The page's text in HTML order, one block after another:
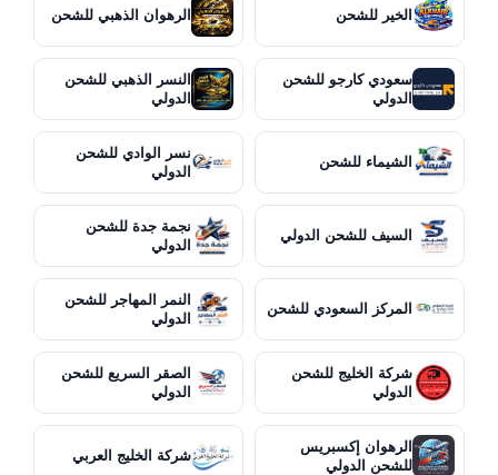
الخير للشحن الرهوان الذهبي للشحن
سعودي كارجو للشحن
الدولي
النسر الذهبي للشحن
الدولي
الشيماء للشحن
نسر الوادي للشحن
الدولي
السيف للشحن الدولي
نجمة جدة للشحن
الدولي
المركز السعودي للشحن
النمر المهاجر للشحن
الدولي
شركة الخليج للشحن
الدولي
الصقر السريع للشحن
الدولي
الرهوان إكسبريس
للشحن الدولي
شركة الخليج العربي